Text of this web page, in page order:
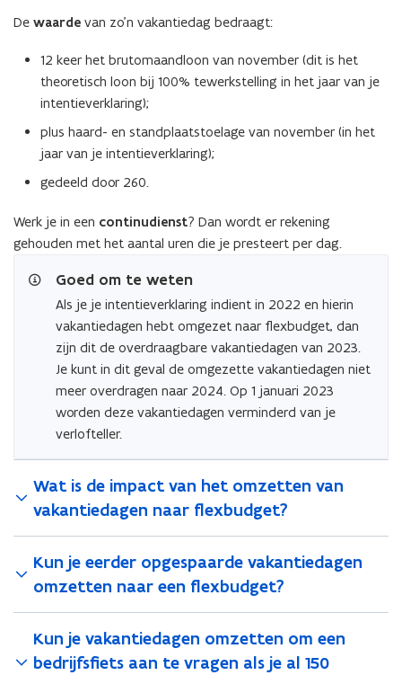
De waarde van zo’n vakantiedag bedraagt:
12 keer het brutomaandloon van november (dit is het
theoretisch loon bij 100% tewerkstelling in het jaar van je
intentieverklaring);
plus haard- en standplaatstoelage van november (in het
jaar van je intentieverklaring);
gedeeld door 260.
Werk je in een continudienst? Dan wordt er rekening
gehouden met het aantal uren die je presteert per dag.
Goed om te weten
Als je je intentieverklaring indient in 2022 en hierin
vakantiedagen hebt omgezet naar flexbudget, dan
zijn dit de overdraagbare vakantiedagen van 2023.
Je kunt in dit geval de omgezette vakantiedagen niet
meer overdragen naar 2024. Op 1 januari 2023
worden deze vakantiedagen verminderd van je
verlofteller.
Wat is de impact van het omzetten van
vakantiedagen naar flexbudget?
Kun je eerder opgespaarde vakantiedagen
omzetten naar een flexbudget?
Kun je vakantiedagen omzetten om een
bedrijfsfiets aan te vragen als je al 150